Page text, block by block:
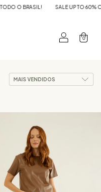
FRETE GRÁTIS ACIMA R$250
0